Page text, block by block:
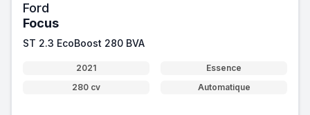
Ford
Focus
ST 2.3 EcoBoost 280 BVA
2021
Essence
280 cv
Automatique